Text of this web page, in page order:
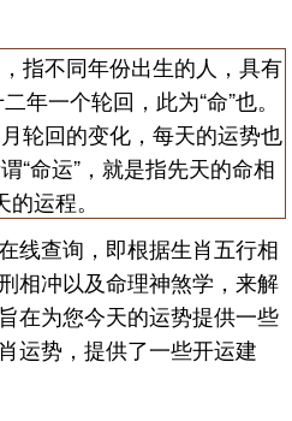
不同年份出生的人，具有
年一个轮回，此为“命”也。
轮回的变化，每天的运势也
“命运”，就是指先天的命相
运程。
查询，即根据生肖五行相
相冲以及命理神煞学，来解
在为您今天的运势提供一些
运势，提供了一些开运建